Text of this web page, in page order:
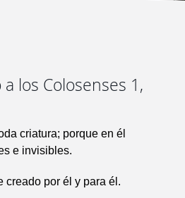
los Colosenses 1,
criatura; porque en él
e invisibles.
creado por él y para él.